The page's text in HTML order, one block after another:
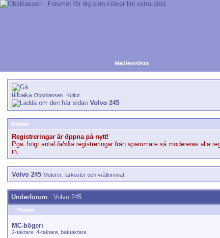
Medlemslista
Obsklassen Kultur
Volvo 245
Notiser
Registreringar är öppna på nytt!
Pga. högt antal falska registreringar från spammare så modereras alla
in.
Volvo 245 Motorer, farkoster och vråltrimmat.
Underforum : Volvo 245
Forum
MC-bögeri
2-taktare, 4-taktare, baktaktare.